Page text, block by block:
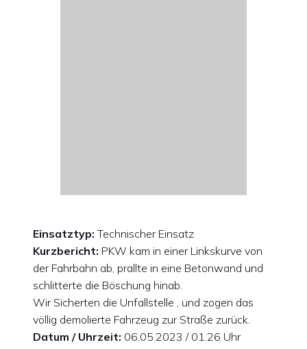
Einsatztyp: Technischer Einsatz
Kurzbericht: PKW kam in einer Linkskurve von
der Fahrbahn ab, prallte in eine Betonwand und
schlitterte die Böschung hinab.
Wir Sicherten die Unfallstelle , und zogen das
völlig demolierte Fahrzeug zur Straße zurück.
Datum / Uhrzeit: 06.05.2023 / 01.26 Uhr